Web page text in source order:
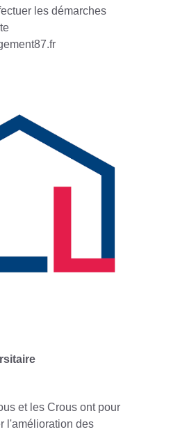
les démarches
et les Crous ont pour
l'amélioration des